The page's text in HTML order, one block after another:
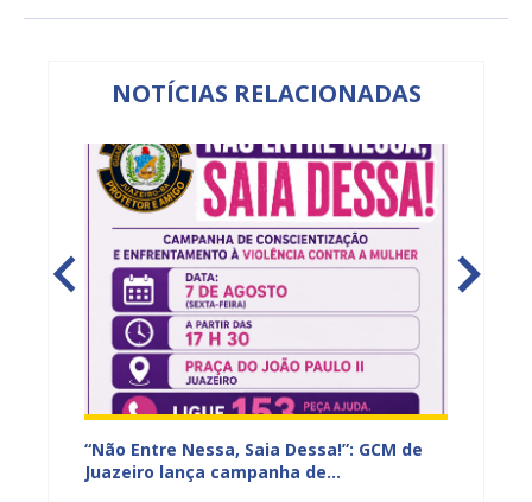
NOTÍCIAS RELACIONADAS
“Não Entre Nessa, Saia Dessa!”: GCM de
Juazeiro lança campanha de